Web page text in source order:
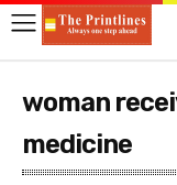
woman
medicine